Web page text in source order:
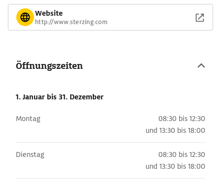
Website
http://www.sterzing.com
Öffnungszeiten
1. Januar bis 31. Dezember
Montag
08:30 bis 12:30
und 13:30 bis 18:00
Dienstag
08:30 bis 12:30
und 13:30 bis 18:00